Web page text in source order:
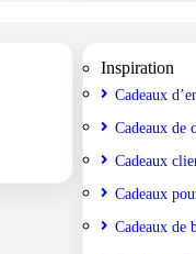
Inspiration
Cadeaux
Cadeaux de
Cadeaux
Cadeaux
Cadeaux de